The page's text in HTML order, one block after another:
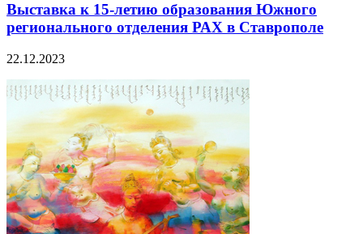
Выставка к 15-летию образования Южного
регионального отделения РАХ в Ставрополе
22.12.2023